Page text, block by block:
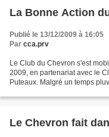
La Bonne Action
Publié le 13/12/2009 à 16:05
Par cca.prv
Le Club du Chevron s'est
2009, en partenariat avec le
Puteaux. Malgré un temps
Le Chevron fait